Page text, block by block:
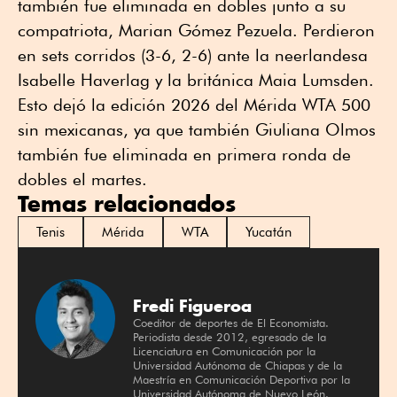
también fue eliminada en dobles junto a su
compatriota, Marian Gómez Pezuela. Perdieron
en sets corridos (3-6, 2-6) ante la neerlandesa
Isabelle Haverlag y la británica Maia Lumsden.
Esto dejó la edición 2026 del Mérida WTA 500
sin mexicanas, ya que también Giuliana Olmos
también fue eliminada en primera ronda de
dobles el martes.
Temas relacionados
Tenis Mérida WTA Yucatán
Fredi Figueroa
Coeditor de deportes de El Economista.
Periodista desde 2012, egresado de la
Licenciatura en Comunicación por la
Universidad Autónoma de Chiapas y de la
Maestría en Comunicación Deportiva por la
Universidad Autónoma de Nuevo León.